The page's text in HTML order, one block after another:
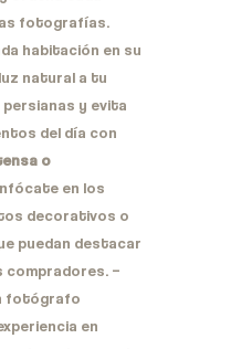
fotografías.
habitación en su
natural a tu
y evita
del día con
o
en los
decorativos o
puedan destacar
compradores. –
fotógrafo
en